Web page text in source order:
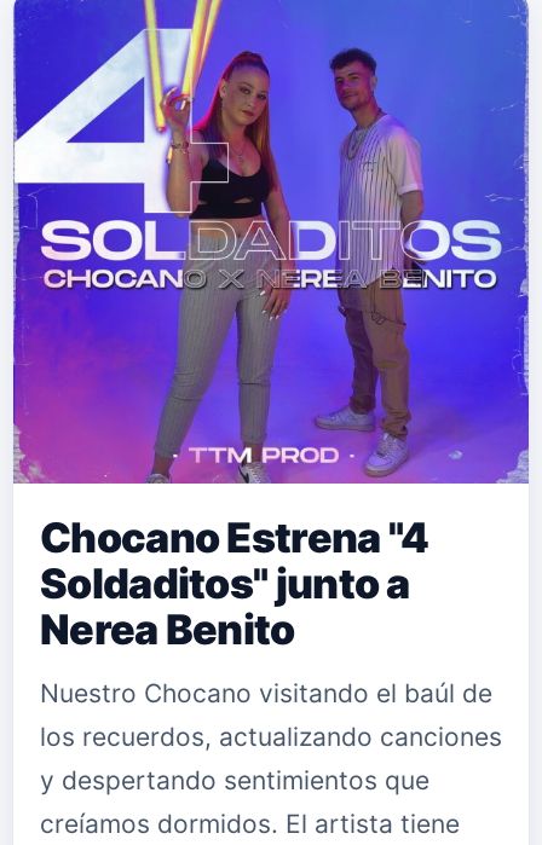
Chocano Estrena "4
Soldaditos" junto a
Nerea Benito
Nuestro Chocano visitando el baúl de
los recuerdos, actualizando canciones
y despertando sentimientos que
creíamos dormidos. El artista tiene